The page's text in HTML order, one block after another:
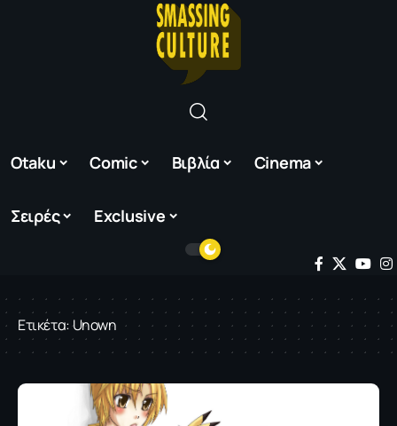
Otaku Comic Βιβλία Cinema
Σειρές Exclusive
Ετικέτα:Unown